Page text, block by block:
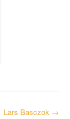
Lars Basczok →